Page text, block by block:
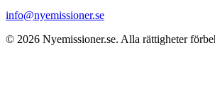
info@nyemissioner.se
© 2026 Nyemissioner.se. Alla rättigheter